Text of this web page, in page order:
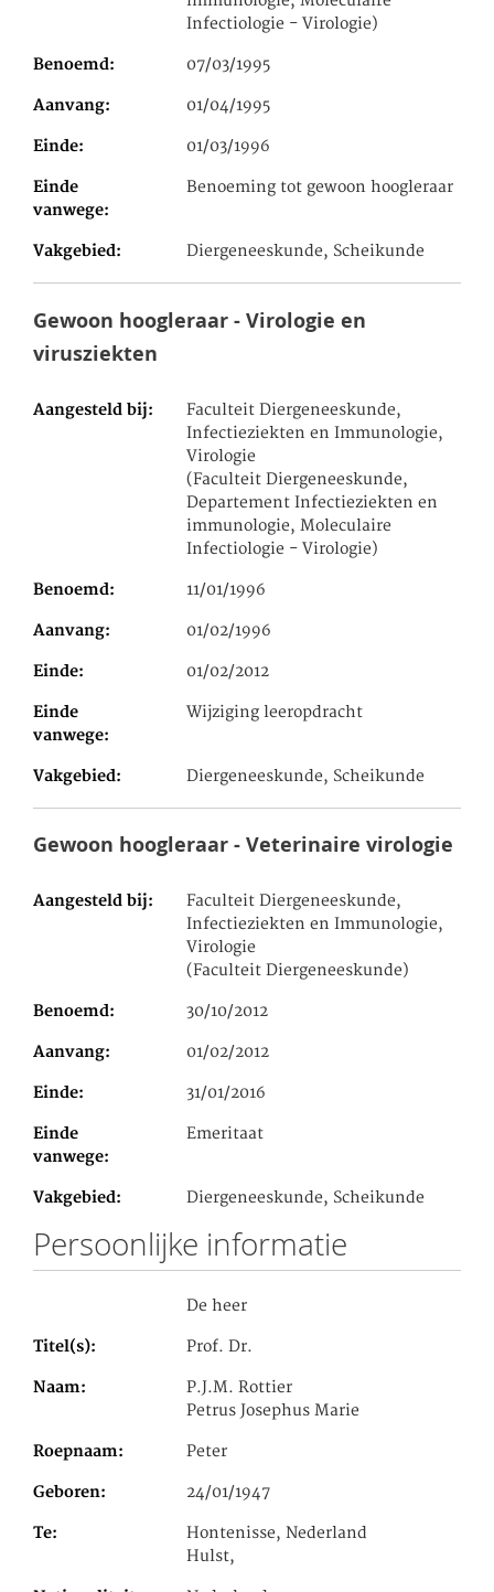
Infectiologie - Virologie)
Benoemd 07/03/1995
Aanvang 01/04/1995
Einde 01/03/1996
Einde
vanwege
Benoeming tot gewoon hoogleraar
Vakgebied Diergeneeskunde, Scheikunde
Gewoon hoogleraar - Virologie en
virusziekten
Aangesteld bij
Faculteit Diergeneeskunde,
Infectieziekten en Immunologie,
Virologie
(Faculteit Diergeneeskunde,
Departement Infectieziekten en
immunologie, Moleculaire
Infectiologie - Virologie)
Benoemd 11/01/1996
Aanvang 01/02/1996
Einde 01/02/2012
Einde
vanwege
Wijziging leeropdracht
Vakgebied Diergeneeskunde, Scheikunde
Gewoon hoogleraar - Veterinaire virologie
Aangesteld bij
Faculteit Diergeneeskunde,
Infectieziekten en Immunologie,
Virologie
(Faculteit Diergeneeskunde)
Benoemd 30/10/2012
Aanvang 01/02/2012
Einde 31/01/2016
Einde
vanwege
Emeritaat
Vakgebied Diergeneeskunde, Scheikunde
Persoonlijke informatie
De heer
Titel(s) Prof. Dr.
Naam
P.J.M. Rottier
Petrus Josephus Marie
Roepnaam Peter
Geboren 24/01/1947
Te
Hontenisse, Nederland
Hulst,